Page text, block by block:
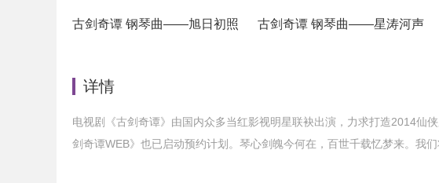
古剑奇谭 钢琴曲——旭日初照 古剑奇谭 钢琴曲——星涛河声
详情
电视剧《古剑奇谭》由国内众多当红影视明星联袂出演，力求打造2014仙
剑奇谭WEB》也已启动预约计划。琴心剑魄今何在，百世千载忆梦来。我们